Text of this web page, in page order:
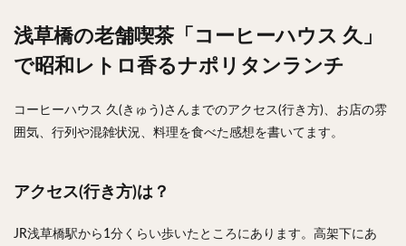
浅草橋の老舗喫茶「コーヒーハウス 久」
で昭和レトロ香るナポリタンランチ
コーヒーハウス 久(きゅう)さんまでのアクセス(行き方)、お店の雰
囲気、行列や混雑状況、料理を食べた感想を書いてます。
アクセス(行き方)は？
JR浅草橋駅から1分くらい歩いたところにあります。高架下にあ